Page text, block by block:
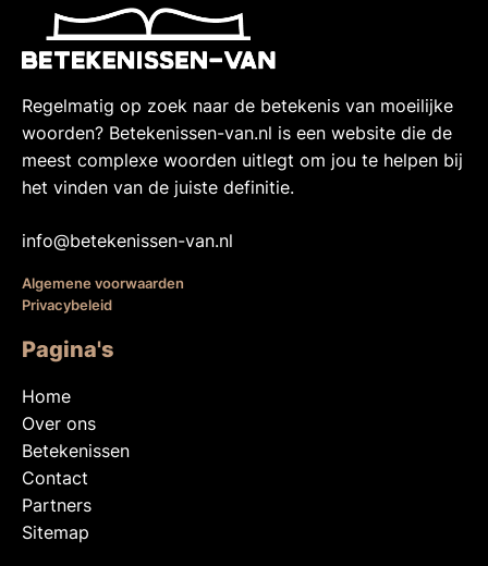
Regelmatig op zoek naar de betekenis van moeilijke
woorden? Betekenissen-van.nl is een website die de
meest complexe woorden uitlegt om jou te helpen bij
het vinden van de juiste definitie.
info@betekenissen-van.nl
Algemene voorwaarden
Privacybeleid
Pagina's
Home
Over ons
Betekenissen
Contact
Partners
Sitemap